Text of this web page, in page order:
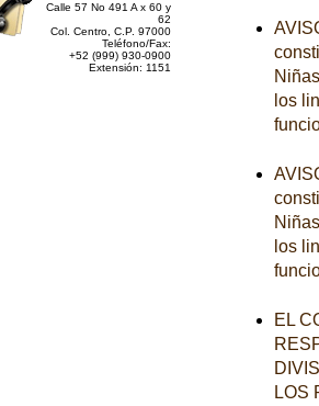
Calle 57 No 491 A x 60 y
62
Col. Centro, C.P. 97000
Teléfono/Fax:
+52 (999) 930-0900
Extensión: 1151
los
los
EL
LOS